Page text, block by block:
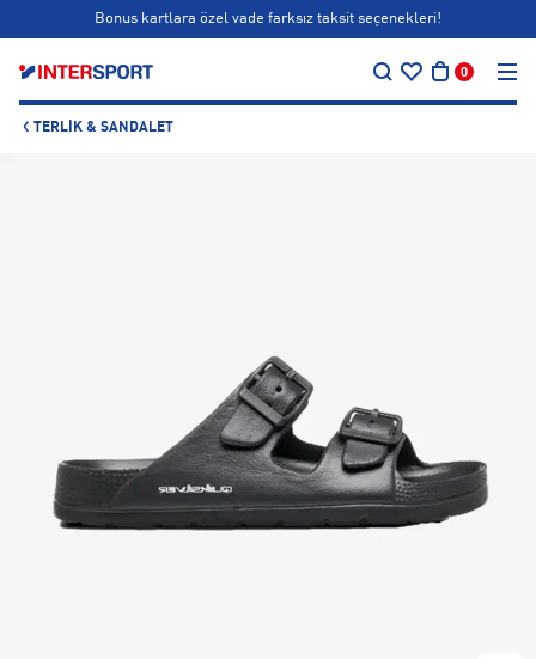
Bonus kartlara özel vade farksız taksit seçenekleri!
0
TERLIK & SANDALET